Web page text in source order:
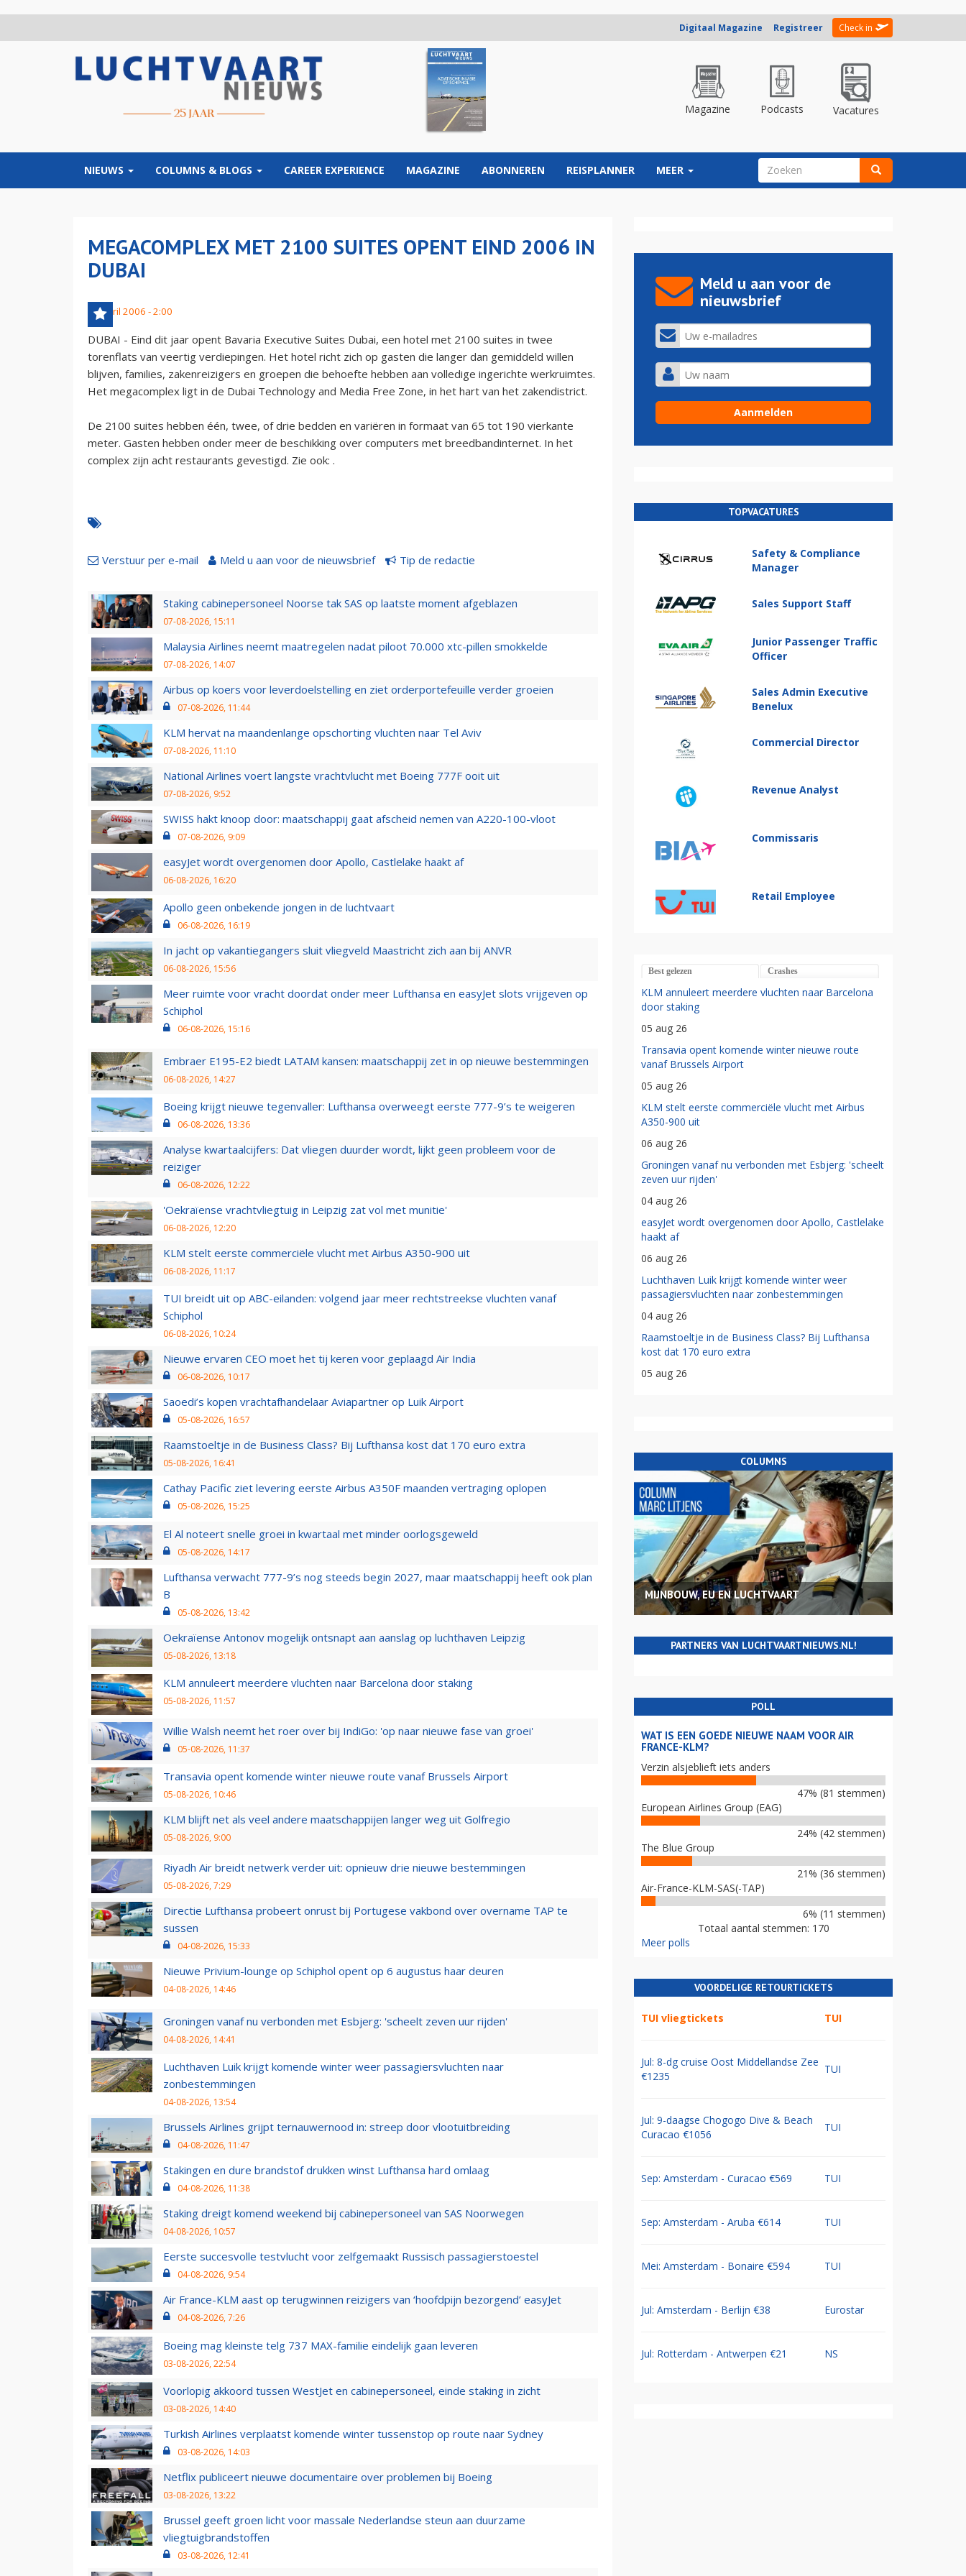
Digitaal Magazine Registreer Check in
Magazine Podcasts Vacatures
NIEUWS COLUMNS & BLOGS CAREER EXPERIENCE MAGAZINE ABONNEREN REISPLANNER MEER ZOEKVELD
MEGACOMPLEX MET 2100 SUITES OPENT EIND 2006 IN
DUBAI
13 april 2006 - 2:00
DUBAI - Eind dit jaar opent Bavaria Executive Suites Dubai, een hotel met 2100 suites in twee
torenflats van veertig verdiepingen. Het hotel richt zich op gasten die langer dan gemiddeld willen
blijven, families, zakenreizigers en groepen die behoefte hebben aan volledige ingerichte werkruimtes.
Het megacomplex ligt in de Dubai Technology and Media Free Zone, in het hart van het zakendistrict.
De 2100 suites hebben één, twee, of drie bedden en variëren in formaat van 65 tot 190 vierkante
meter. Gasten hebben onder meer de beschikking over computers met breedbandinternet. In het
complex zijn acht restaurants gevestigd. Zie ook: .
Verstuur per e-mail Meld u aan voor de nieuwsbrief Tip de redactie
Staking cabinepersoneel Noorse tak SAS op laatste moment afgeblazen
07-08-2026, 15:11
Malaysia Airlines neemt maatregelen nadat piloot 70.000 xtc-pillen smokkelde
07-08-2026, 14:07
Airbus op koers voor leverdoelstelling en ziet orderportefeuille verder groeien
07-08-2026, 11:44
KLM hervat na maandenlange opschorting vluchten naar Tel Aviv
07-08-2026, 11:10
National Airlines voert langste vrachtvlucht met Boeing 777F ooit uit
07-08-2026, 9:52
SWISS hakt knoop door: maatschappij gaat afscheid nemen van A220-100-vloot
07-08-2026, 9:09
easyJet wordt overgenomen door Apollo, Castlelake haakt af
06-08-2026, 16:20
Apollo geen onbekende jongen in de luchtvaart
06-08-2026, 16:19
In jacht op vakantiegangers sluit vliegveld Maastricht zich aan bij ANVR
06-08-2026, 15:56
Meer ruimte voor vracht doordat onder meer Lufthansa en easyJet slots vrijgeven op
Schiphol
06-08-2026, 15:16
Embraer E195-E2 biedt LATAM kansen: maatschappij zet in op nieuwe bestemmingen
06-08-2026, 14:27
Boeing krijgt nieuwe tegenvaller: Lufthansa overweegt eerste 777-9’s te weigeren
06-08-2026, 13:36
Analyse kwartaalcijfers: Dat vliegen duurder wordt, lijkt geen probleem voor de
reiziger
06-08-2026, 12:22
'Oekraïense vrachtvliegtuig in Leipzig zat vol met munitie'
06-08-2026, 12:20
KLM stelt eerste commerciële vlucht met Airbus A350-900 uit
06-08-2026, 11:17
TUI breidt uit op ABC-eilanden: volgend jaar meer rechtstreekse vluchten vanaf
Schiphol
06-08-2026, 10:24
Nieuwe ervaren CEO moet het tij keren voor geplaagd Air India
06-08-2026, 10:17
Saoedi’s kopen vrachtafhandelaar Aviapartner op Luik Airport
05-08-2026, 16:57
Raamstoeltje in de Business Class? Bij Lufthansa kost dat 170 euro extra
05-08-2026, 16:41
Cathay Pacific ziet levering eerste Airbus A350F maanden vertraging oplopen
05-08-2026, 15:25
El Al noteert snelle groei in kwartaal met minder oorlogsgeweld
05-08-2026, 14:17
Lufthansa verwacht 777-9’s nog steeds begin 2027, maar maatschappij heeft ook plan
B
05-08-2026, 13:42
Oekraïense Antonov mogelijk ontsnapt aan aanslag op luchthaven Leipzig
05-08-2026, 13:18
KLM annuleert meerdere vluchten naar Barcelona door staking
05-08-2026, 11:57
Willie Walsh neemt het roer over bij IndiGo: 'op naar nieuwe fase van groei'
05-08-2026, 11:37
Transavia opent komende winter nieuwe route vanaf Brussels Airport
05-08-2026, 10:46
KLM blijft net als veel andere maatschappijen langer weg uit Golfregio
05-08-2026, 9:00
Riyadh Air breidt netwerk verder uit: opnieuw drie nieuwe bestemmingen
05-08-2026, 7:29
Directie Lufthansa probeert onrust bij Portugese vakbond over overname TAP te
sussen
04-08-2026, 15:33
Nieuwe Privium-lounge op Schiphol opent op 6 augustus haar deuren
04-08-2026, 14:46
Groningen vanaf nu verbonden met Esbjerg: 'scheelt zeven uur rijden'
04-08-2026, 14:41
Luchthaven Luik krijgt komende winter weer passagiersvluchten naar
zonbestemmingen
04-08-2026, 13:54
Brussels Airlines grijpt ternauwernood in: streep door vlootuitbreiding
04-08-2026, 11:47
Stakingen en dure brandstof drukken winst Lufthansa hard omlaag
04-08-2026, 11:38
Staking dreigt komend weekend bij cabinepersoneel van SAS Noorwegen
04-08-2026, 10:57
Eerste succesvolle testvlucht voor zelfgemaakt Russisch passagierstoestel
04-08-2026, 9:54
Air France-KLM aast op terugwinnen reizigers van ‘hoofdpijn bezorgend’ easyJet
04-08-2026, 7:26
Boeing mag kleinste telg 737 MAX-familie eindelijk gaan leveren
03-08-2026, 22:54
Voorlopig akkoord tussen WestJet en cabinepersoneel, einde staking in zicht
03-08-2026, 14:40
Turkish Airlines verplaatst komende winter tussenstop op route naar Sydney
03-08-2026, 14:03
Netflix publiceert nieuwe documentaire over problemen bij Boeing
03-08-2026, 13:22
Brussel geeft groen licht voor massale Nederlandse steun aan duurzame
vliegtuigbrandstoffen
03-08-2026, 12:41
Meld u aan voor de
nieuwsbrief
TOPVACATURES
Safety & Compliance
Manager
Sales Support Staff
Junior Passenger Traffic
Officer
Sales Admin Executive
Benelux
Commercial Director
Revenue Analyst
Commissaris
Retail Employee
Best gelezen Crashes
KLM annuleert meerdere vluchten naar Barcelona
door staking
05 aug 26
Transavia opent komende winter nieuwe route
vanaf Brussels Airport
05 aug 26
KLM stelt eerste commerciële vlucht met Airbus
A350-900 uit
06 aug 26
Groningen vanaf nu verbonden met Esbjerg: 'scheelt
zeven uur rijden'
04 aug 26
easyJet wordt overgenomen door Apollo, Castlelake
haakt af
06 aug 26
Luchthaven Luik krijgt komende winter weer
passagiersvluchten naar zonbestemmingen
04 aug 26
Raamstoeltje in de Business Class? Bij Lufthansa
kost dat 170 euro extra
05 aug 26
COLUMNS
MIJNBOUW, EU EN LUCHTVAART
PARTNERS VAN LUCHTVAARTNIEUWS.NL!
POLL
WAT IS EEN GOEDE NIEUWE NAAM VOOR AIR
FRANCE-KLM?
Verzin alsjeblieft iets anders
47% (81 stemmen)
European Airlines Group (EAG)
24% (42 stemmen)
The Blue Group
21% (36 stemmen)
Air-France-KLM-SAS(-TAP)
6% (11 stemmen)
Totaal aantal stemmen: 170
Meer polls
VOORDELIGE RETOURTICKETS
TUI vliegtickets TUI
Jul: 8-dg cruise Oost Middellandse Zee
€1235
TUI
Jul: 9-daagse Chogogo Dive & Beach
Curacao €1056
TUI
Sep: Amsterdam - Curacao €569 TUI
Sep: Amsterdam - Aruba €614 TUI
Mei: Amsterdam - Bonaire €594 TUI
Jul: Amsterdam - Berlijn €38 Eurostar
Jul: Rotterdam - Antwerpen €21 NS